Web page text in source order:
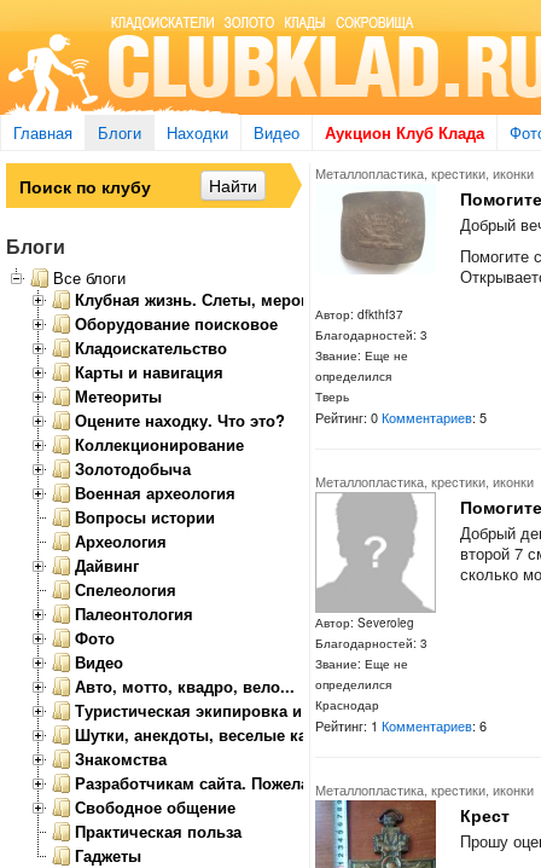
Главная Блоги Находки Видео Аукцион Клуб Клада
Металлопластика, крестики, иконки
Автор: dfkthf37
Благодарностей: 3
Звание: Еще не
определился
Тверь
Добрый
Помогите
Рейтинг: 0Комментариев: 5
Металлопластика, крестики, иконки
Автор: Severoleg
Благодарностей: 3
Звание: Еще не
определился
Краснодар
Добрый
второй 7
сколько
Рейтинг: 1Комментариев: 6
Металлопластика, крестики, иконки
Крест
Прошу
Блоги
Все блоги
Клубная жизнь. Слеты, мероприятия
Оборудование поисковое
Кладоискательство
Карты и навигация
Метеориты
Оцените находку. Что это?
Коллекционирование
Золотодобыча
Военная археология
Вопросы истории
Археология
Дайвинг
Спелеология
Палеонтология
Фото
Видео
Авто, мотто, квадро, вело...
Туристическая экипировка и снаряжение
Шутки, анекдоты, веселые картинки
Знакомства
Разработчикам сайта. Пожелания, замечания.
Свободное общение
Практическая польза
Гаджеты